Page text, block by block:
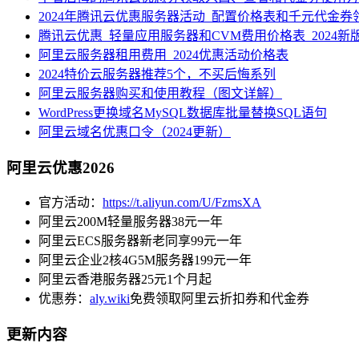
2024年腾讯云优惠服务器活动_配置价格表和千元代金券
腾讯云优惠_轻量应用服务器和CVM费用价格表_2024新
阿里云服务器租用费用_2024优惠活动价格表
2024特价云服务器推荐5个，不买后悔系列
阿里云服务器购买和使用教程（图文详解）
WordPress更换域名MySQL数据库批量替换SQL语句
阿里云域名优惠口令（2024更新）
阿里云优惠2026
官方活动： https://t.aliyun.com/U/FzmsXA
阿里云200M轻量服务器38元一年
阿里云ECS服务器新老同享99元一年
阿里云企业2核4G5M服务器199元一年
阿里云香港服务器25元1个月起
优惠券： aly.wiki免费领取阿里云折扣券和代金券
更新内容